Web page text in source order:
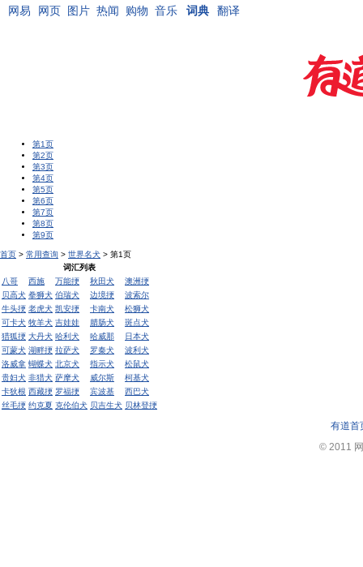
网易 网页 图片 热闻 购物 音乐 词典 翻译
第1页
第2页
第3页
第4页
第5页
第6页
第7页
第8页
第9页
首页 > 常用查询 > 世界名犬 > 第1页
词汇列表
八哥
西施 万能挭 秋田犬
澳洲挭
贝高犬 拳狮犬 伯瑞犬 边境挭
波索尔
牛头挭 老虎犬 凯安挭 卡南犬
松狮犬
可卡犬 牧羊犬 吉娃娃 腊肠犬
斑点犬
猎狐挭 大丹犬 哈利犬 哈威那
日本犬
可蒙犬 湖畔挭 拉萨犬 罗秦犬
波利犬
洛威拿 蝴蝶犬 北京犬 指示犬
松鼠犬
贵妇犬 非猎犬 萨摩犬 威尔斯
柯基犬
卡狄根 西藏挭 罗福挭 宾波基
西巴犬
丝毛挭 约克夏 克伦伯犬 贝吉生犬 贝林登挭
有道首
© 2011